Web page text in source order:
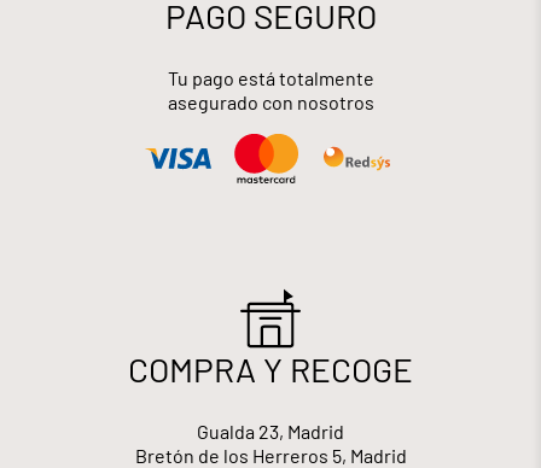
PAGO SEGURO
Tu pago está totalmente
asegurado con nosotros
COMPRA Y RECOGE
Gualda 23, Madrid
Bretón de los Herreros 5, Madrid